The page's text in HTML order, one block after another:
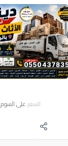
السعر على السوم